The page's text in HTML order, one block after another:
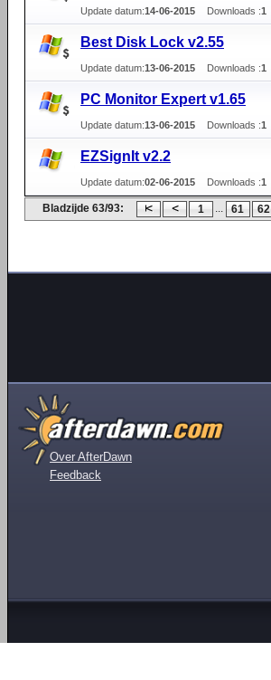
Update datum:14-06-2015 Downloads :1
Best Disk Lock v2.55
Update datum:13-06-2015 Downloads :1
PC Monitor Expert v1.65
Update datum:13-06-2015 Downloads :1
EZSignIt v2.2
Update datum:02-06-2015 Downloads :1
Bladzijde 63/93: 1 ... 61 62
Over AfterDawn
Feedback